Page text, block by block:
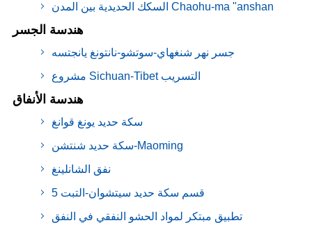
السكك الحديدية بين المدن Chaohu-ma "anshan
هندسة الجسر
جسر نهر شنغهاي-سوتشو-نانتونغ يانجتسه
مشروع Sichuan-Tibet التسريب
هندسة الأنفاق
سكة حديد يونغ قوانغ
سكة حديد شنتشن-Maoming
نفق الشانلينغ
قسم سكة حديد سيتشوان-التبت 5
تطبيق مبتكر لمواد الحشو النفقي في النفق